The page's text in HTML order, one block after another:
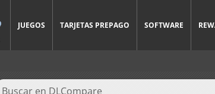
JUEGOS TARJETAS PREPAGO SOFTWARE